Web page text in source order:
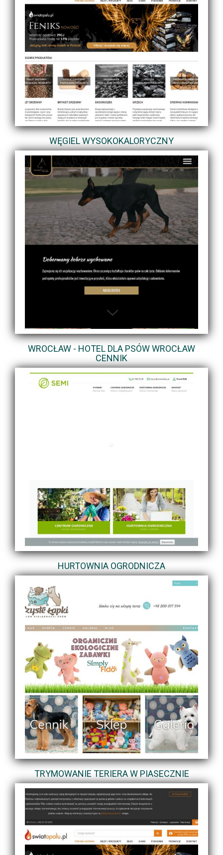
WĘGIEL WYSOKOKALORYCZNY
WROCŁAW - HOTEL DLA PSÓW WROCŁAW
CENNIK
HURTOWNIA OGRODNICZA
TRYMOWANIE TERIERA W PIASECZNIE